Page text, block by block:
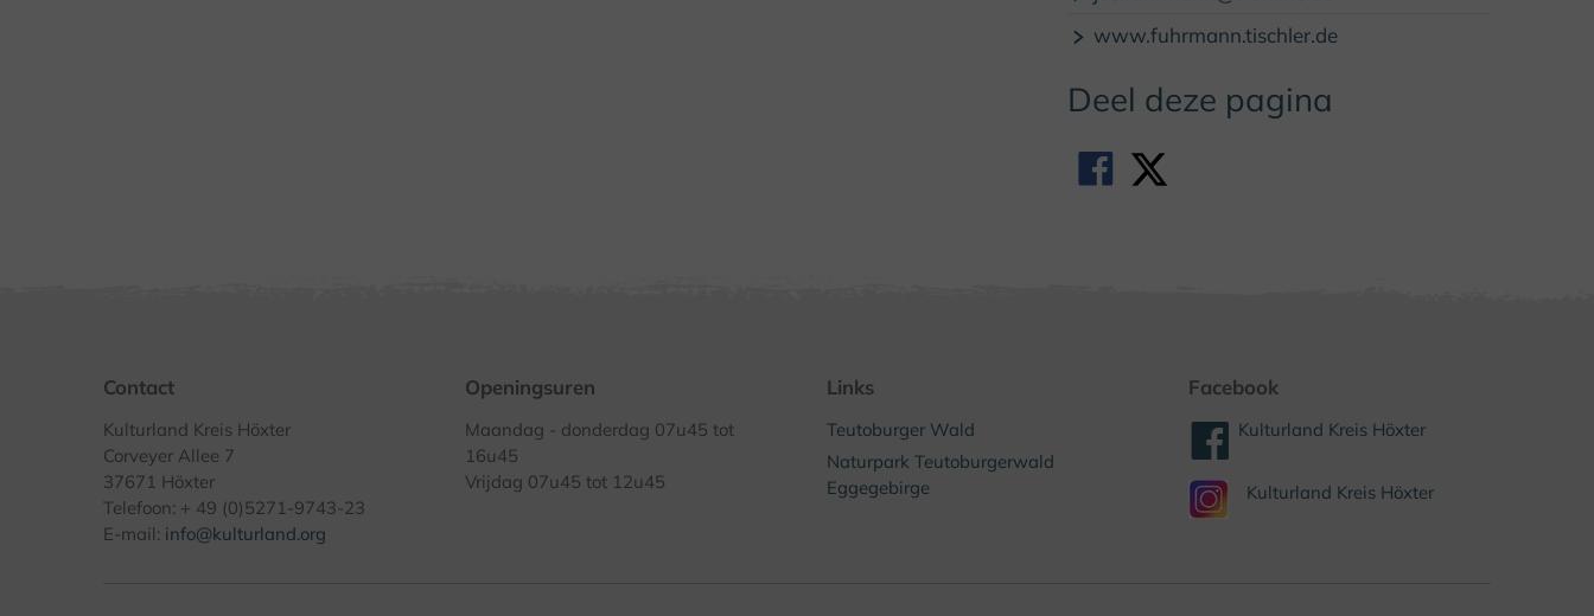
www.fuhrmann.tischler.de
Deel deze pagina
Contact
Kulturland Kreis Höxter
Corveyer Allee 7
37671 Höxter
Telefoon: + 49 (0)5271-9743-23
E-mail: info@kulturland.org
Openingsuren
Maandag - donderdag 07u45 tot
16u45
Vrijdag 07u45 tot 12u45
Links
Teutoburger Wald
Naturpark Teutoburgerwald
Eggegebirge
Facebook
Kulturland Kreis Höxter
Kulturland Kreis Höxter